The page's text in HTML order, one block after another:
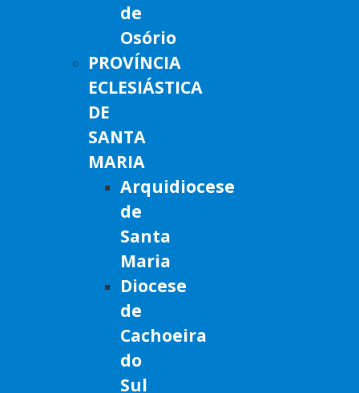
de
Osório
PROVÍNCIA
ECLESIÁSTICA
DE
SANTA
MARIA
Arquidiocese
de
Santa
Maria
Diocese
de
Cachoeira
do
Sul